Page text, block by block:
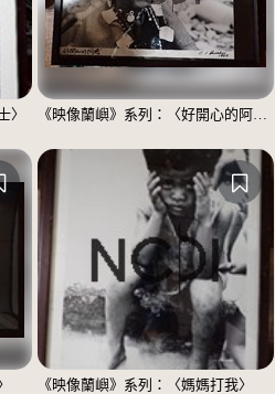
〉 《映像蘭嶼》系列：〈好開心的阿嬤〉
《映像蘭嶼》系列：〈媽媽打我〉